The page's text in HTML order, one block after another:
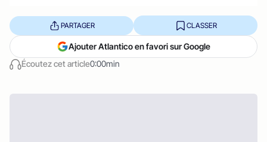
Écoutez cet article0:00min
PARTAGER CLASSER
Ajouter Atlantico en favori sur Google